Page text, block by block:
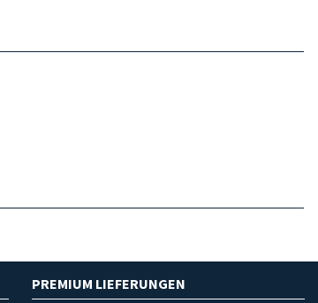
PREMIUM LIEFERUNGEN